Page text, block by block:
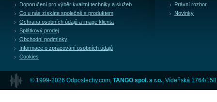
Doporučení pro výběr kvalitní techniky a služeb
Co u nás získáte společně s produktem
Ochrana osobních údajů a image klienta
Splátkový prodej
Obchodní podmínky
Informace o zpracování osobních údajů
Cookies
Právní rozbor
Novinky
© 1999-2026 Odposlechy.com, TANGO spol. s r.o. , Vídeňská 1764/